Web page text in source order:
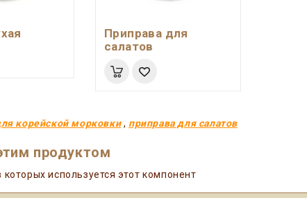
Приправа для
салатов
корейской морковки, приправа для салатов
продуктом
используется этот компонент